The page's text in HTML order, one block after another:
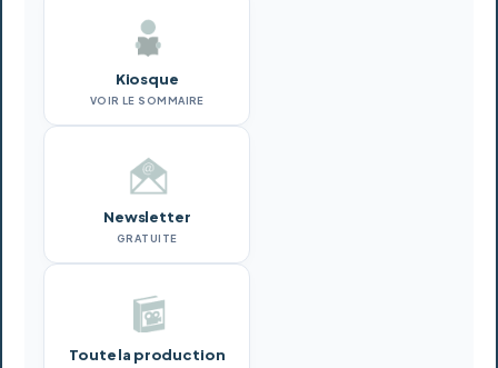
Kiosque
VOIR LE SOMMAIRE
Newsletter
GRATUITE
Toute la production